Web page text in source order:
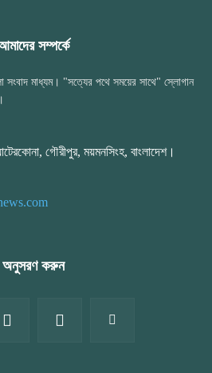
সম্পর্কে
সংবাদ মাধ্যম। "সত্যের পথে সময়ের সাথে" স্লোগান
গৌরীপুর, ময়মনসিংহ, বাংলাদেশ।
অনুসরণ করুন